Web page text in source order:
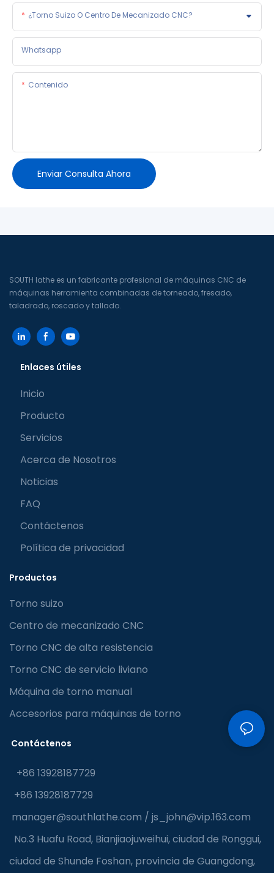
¿Torno Suizo O Centro De Mecanizado CNC?
Whatsapp
Contenido
Enviar Consulta Ahora
SOUTH lathe es un fabricante profesional de máquinas CNC de
máquinas herramienta combinadas de torneado, fresado,
taladrado, roscado y tallado.
Enlaces útiles
Inicio
Producto
Servicios
Acerca de Nosotros
Noticias
FAQ
Contáctenos
Política de privacidad
Productos
Torno suizo
Centro de mecanizado CNC
Torno CNC de alta resistencia
Torno CNC de servicio liviano
Máquina de torno manual
Accesorios para máquinas de torno
Contáctenos
+86 13928187729
+86 13928187729
manager@southlathe.com / js_john@vip.163.com
No.3 Huafu Road, Bianjiaojuweihui, ciudad de Ronggui,
ciudad de Shunde Foshan, provincia de Guangdong,